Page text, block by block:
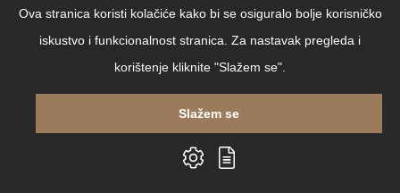
Adriana Lunardi
Ova stranica koristi kolačiće kako bi se osiguralo bolje korisničko
iskustvo i funkcionalnost stranica. Za nastavak pregleda i
korištenje kliknite "Slažem se".
Slažem se